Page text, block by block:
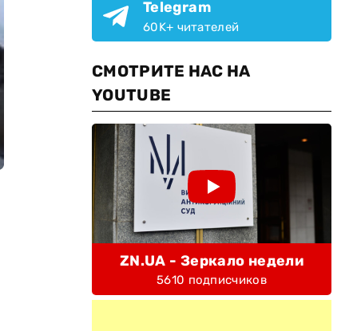
Telegram
60K+ читателей
СМОТРИТЕ НАС НА
YOUTUBE
ZN.UA - Зеркало недели
5610 подписчиков